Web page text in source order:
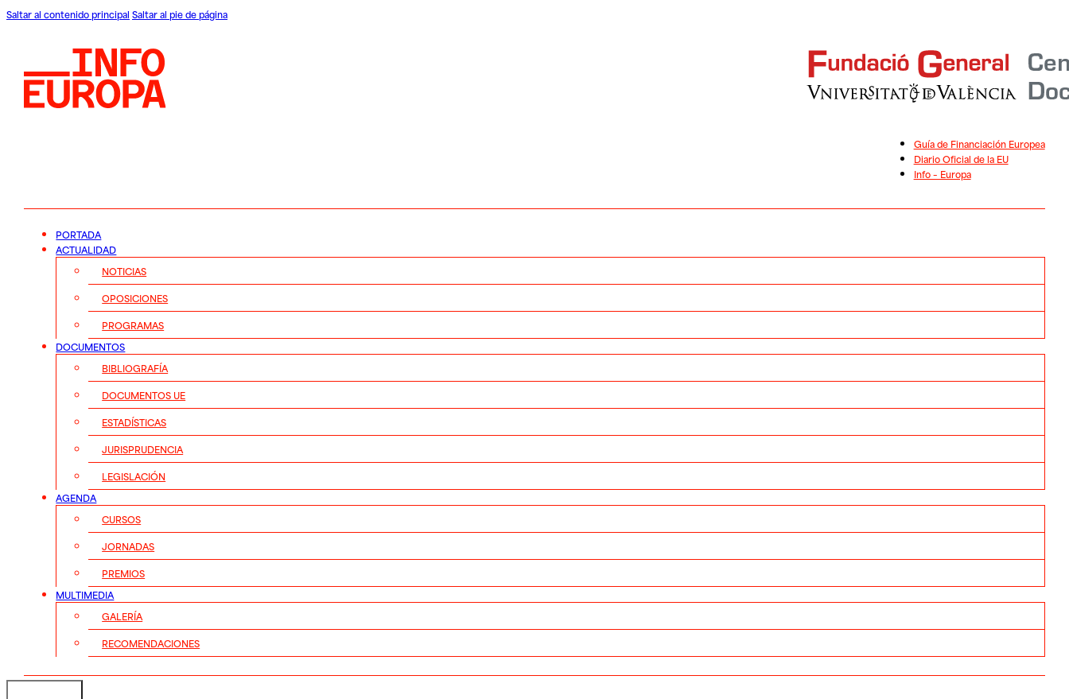
Saltar al contenido principal Saltar al pie de página
Guía de Financiación Europea
Diario Oficial de la EU
Info – Europa
PORTADA
ACTUALIDAD
NOTICIAS
OPOSICIONES
PROGRAMAS
DOCUMENTOS
BIBLIOGRAFÍA
DOCUMENTOS UE
ESTADÍSTICAS
JURISPRUDENCIA
LEGISLACIÓN
AGENDA
CURSOS
JORNADAS
PREMIOS
MULTIMEDIA
GALERÍA
RECOMENDACIONES